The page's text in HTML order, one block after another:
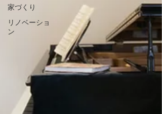
家づくり
リノベーショ
ン